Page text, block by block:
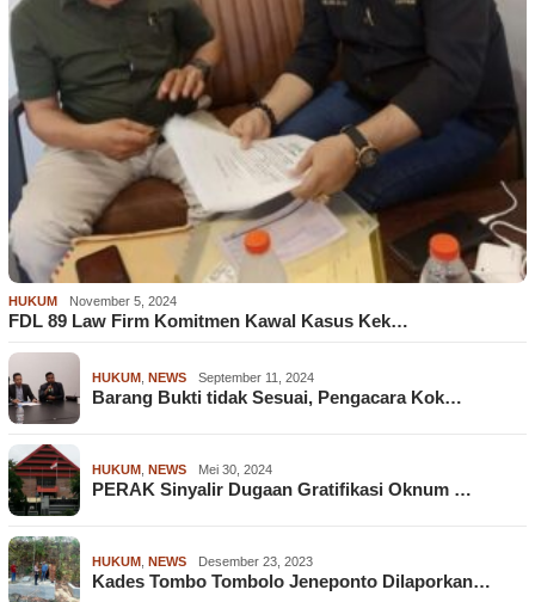
HUKUM November 5, 2024
FDL 89 Law Firm Komitmen Kawal Kasus Kek…
HUKUM NEWS September 11, 2024
Barang Bukti tidak Sesuai, Pengacara Kok…
HUKUM NEWS Mei 30, 2024
PERAK Sinyalir Dugaan Gratifikasi Oknum …
HUKUM NEWS Desember 23, 2023
Kades Tombo Tombolo Jeneponto Dilaporkan…